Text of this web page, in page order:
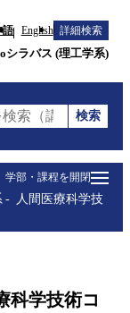
語 English 詳細検索
シラバス (理工学系)
索（講義名・科
検索
学部・課程を開閉
人間医療科学技
科学技術コ